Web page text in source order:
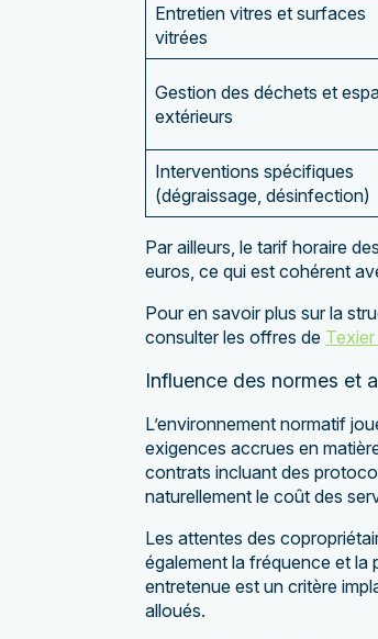
Entretien vitres et surfaces
vitrées
Gestion des déchets et
extérieurs
Interventions spécifiques
(dégraissage, désinfection)
Par ailleurs, le tarif horaire
euros, ce qui est cohérent
Pour en savoir plus sur la
consulter les offres de
Influence des normes et
L’environnement normatif
exigences accrues en
contrats incluant des
naturellement le coût des
Les attentes des
également la fréquence et la
entretenue est un critère
alloués.